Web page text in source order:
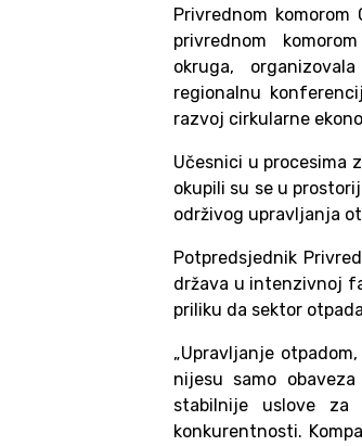
Privrednom komorom
privrednom
okruga,
regionalnu
razvoj cirkularne
Učesnici u procesima
okupili su se u
održivog upravljanja
Potpredsjednik
država u intenzivnoj
priliku da sektor
„Upravljanje
nijesu samo
stabilnije uslove za
konkurentnosti.